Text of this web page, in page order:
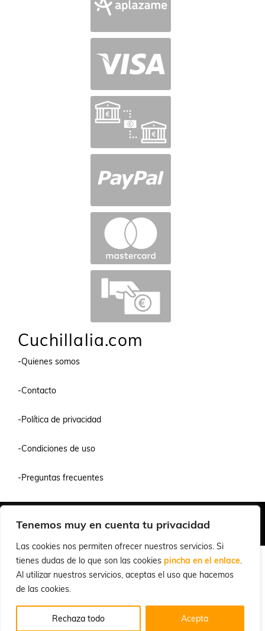
Tenemos muy en cuenta tu privacidad
Las cookies nos permiten ofrecer nuestros servicios. Si
tienes dudas de lo que son las cookies pincha en el enlace.
Al utilizar nuestros servicios, aceptas el uso que hacemos
de las cookies.
Rechaza todo Acepta
Cuchillalia.com
-Quienes somos
-Contacto
-Política de privacidad
-Condiciones de uso
-Preguntas frecuentes
© 2026 Cuchillalia.com